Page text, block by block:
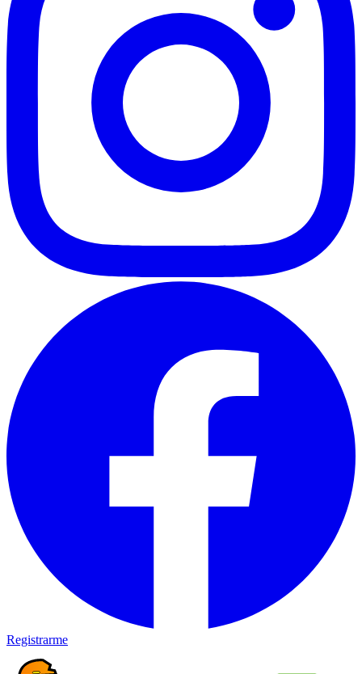
Registrarme